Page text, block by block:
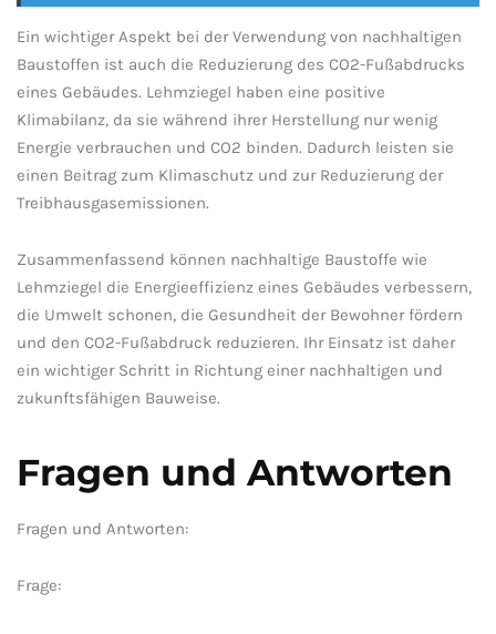
Ein‍ wichtiger Aspekt bei der Verwendung von nachhaltigen
Baustoffen ist auch die Reduzierung des CO2-Fußabdrucks ​
eines Gebäudes. Lehmziegel haben‌ eine positive
Klimabilanz, da‌ sie während ihrer Herstellung ‍nur⁤ wenig
Energie verbrauchen⁢ und CO2 binden.⁢ Dadurch leisten sie
einen Beitrag zum Klimaschutz und‌ zur Reduzierung der
Treibhausgasemissionen.
Zusammenfassend können ⁤nachhaltige Baustoffe wie
Lehmziegel die Energieeffizienz ⁤eines⁣ Gebäudes verbessern,
die ​Umwelt schonen, die ​Gesundheit der Bewohner fördern‌
und ⁢den​ CO2-Fußabdruck reduzieren. Ihr Einsatz ist daher
‌ein wichtiger Schritt⁢ in Richtung einer ⁢nachhaltigen​ und⁤
zukunftsfähigen Bauweise.
Fragen und Antworten
Fragen ​und Antworten:
Frage: